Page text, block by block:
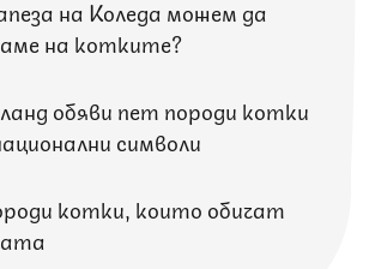
на Коледа можем да
на котките?
обяви пет породи котки
символи
котки, които обичат